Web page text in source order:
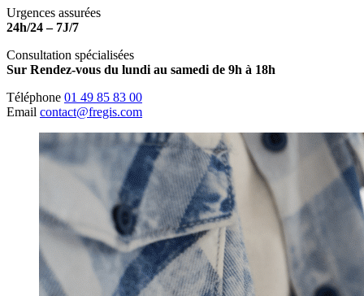
Urgences assurées
24h/24 – 7J/7
Consultation spécialisées
Sur Rendez-vous du lundi au samedi de 9h à 18h
Téléphone 01 49 85 83 00
Email contact@fregis.com